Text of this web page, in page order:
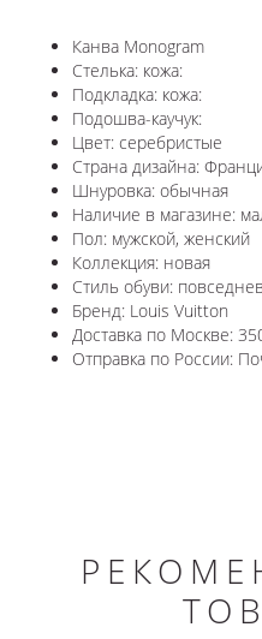
Канва Monogram
Стелька: кожа:
Подкладка: кожа:
Подошва-каучук:
Цвет: серебристые
Страна дизайна:
Шнуровка: обычная
Наличие в магазине:
Пол: мужской, женский
Коллекция: новая
Стиль обуви:
Бренд: Louis Vuitton
Доставка по Москве:
Отправка по России: